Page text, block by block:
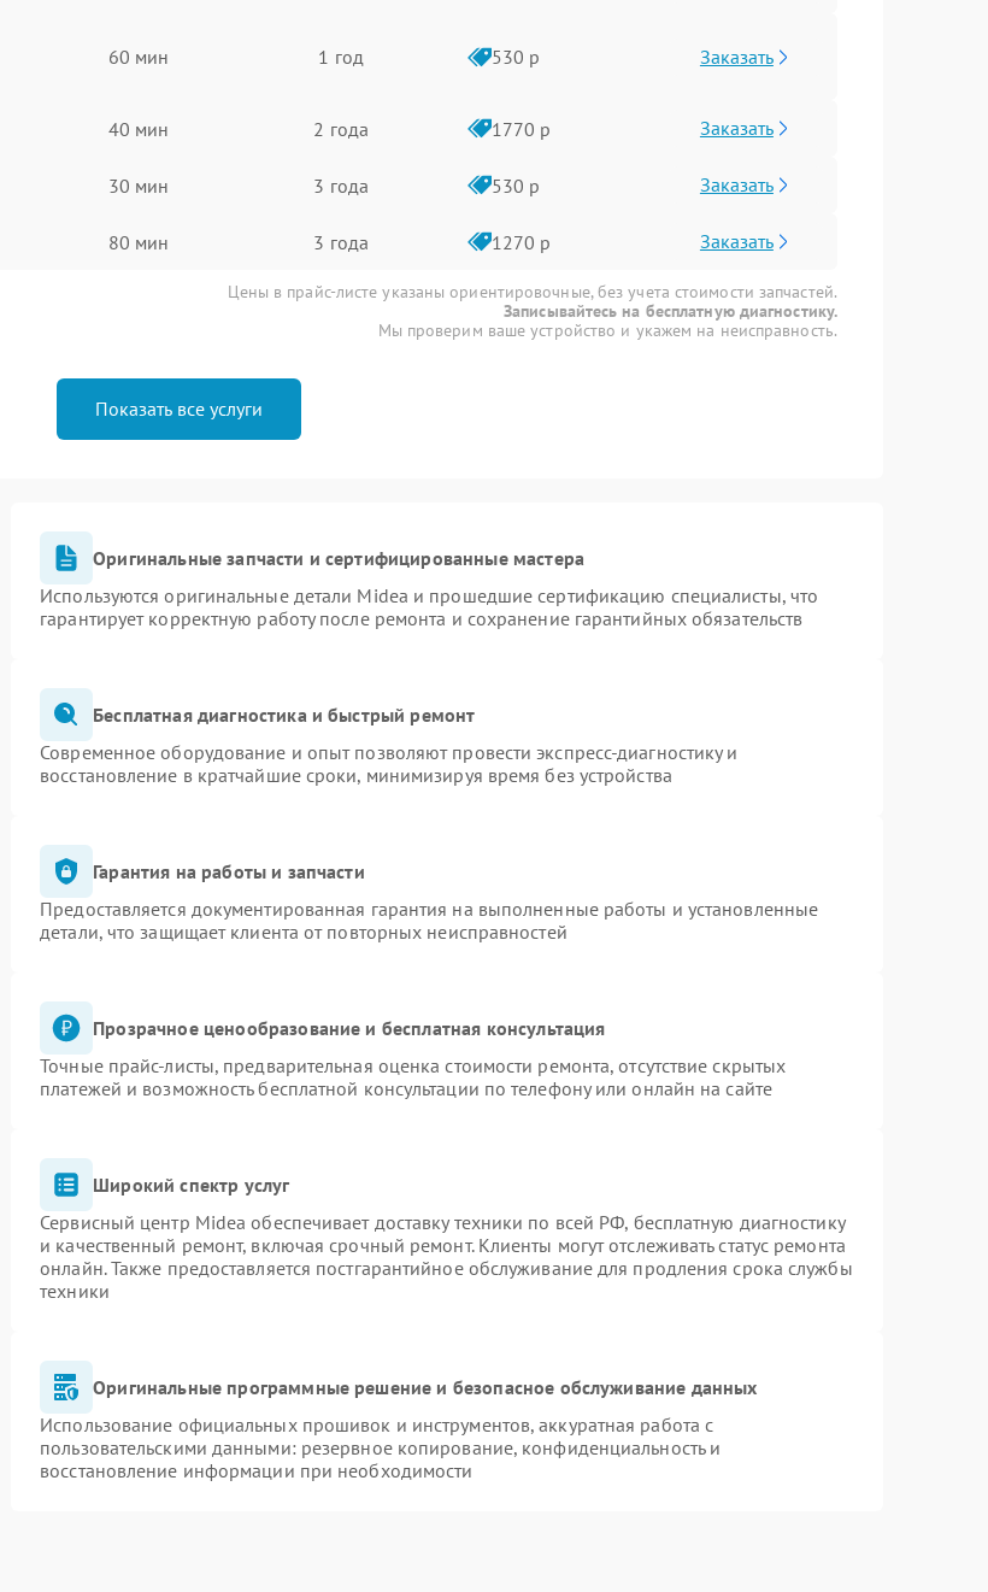
60 мин 1 год 530 р Заказать
40 мин 2 года 1770 р Заказать
30 мин 3 года 530 р Заказать
80 мин 3 года 1270 р Заказать
Цены в прайс-листе указаны ориентировочные, без учета стоимости запчастей.
Записывайтесь на бесплатную диагностику.
Мы проверим ваше устройство и укажем на неисправность.
Показать все услуги
Оригинальные запчасти и сертифицированные мастера
Используются оригинальные детали Midea и прошедшие сертификацию специалисты, что
гарантирует корректную работу после ремонта и сохранение гарантийных обязательств
Бесплатная диагностика и быстрый ремонт
Современное оборудование и опыт позволяют провести экспресс-диагностику и
восстановление в кратчайшие сроки, минимизируя время без устройства
Гарантия на работы и запчасти
Предоставляется документированная гарантия на выполненные работы и установленные
детали, что защищает клиента от повторных неисправностей
Прозрачное ценообразование и бесплатная консультация
Точные прайс-листы, предварительная оценка стоимости ремонта, отсутствие скрытых
платежей и возможность бесплатной консультации по телефону или онлайн на сайте
Широкий спектр услуг
Сервисный центр Midea обеспечивает доставку техники по всей РФ, бесплатную диагностику
и качественный ремонт, включая срочный ремонт. Клиенты могут отслеживать статус ремонта
онлайн. Также предоставляется постгарантийное обслуживание для продления срока службы
техники
Оригинальные программные решение и безопасное обслуживание данных
Использование официальных прошивок и инструментов, аккуратная работа с
пользовательскими данными: резервное копирование, конфиденциальность и
восстановление информации при необходимости